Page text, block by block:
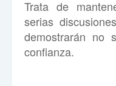
Trata de
serias
demostrarán no
confianza.